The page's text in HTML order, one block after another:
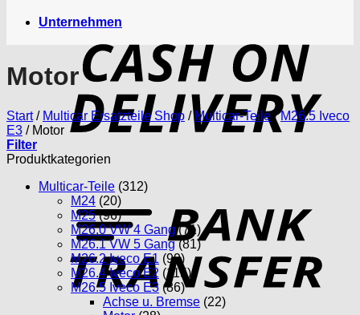
Unternehmen
Motor
Start / Multicar Ersatzteile Shop / Multicar-Teile / M26.5 Iveco
E3 /Motor
Filter
Produktkategorien
Multicar-Teile (312)
M24 (20)
M25 (96)
M26.0 VW 4 Gang (71)
M26.1 VW 5 Gang (81)
M26.2 Iveco E1 (99)
M26.4 Iveco E2 (115)
M26.5 Iveco E3 (86)
Achse u. Bremse (22)